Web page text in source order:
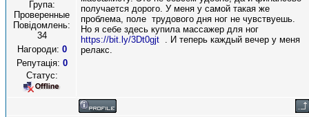
Група:
Проверенные
Повідомлень:
34
Нагороди: 0
Репутація: 0
Статус:
получается дорого. У меня у самой такая же
проблема, поле трудового дня ног не чувствуешь.
Но я себе здесь купила массажер для ног
https://bit.ly/3Dt0gjt . И теперь каждый вечер у меня
релакс.